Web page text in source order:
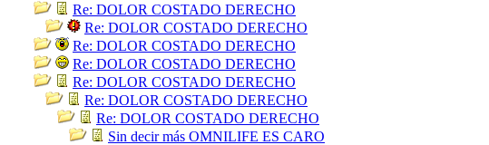
Re: DOLOR COSTADO DERECHO
Re: DOLOR COSTADO DERECHO
Re: DOLOR COSTADO DERECHO
Re: DOLOR COSTADO DERECHO
Re: DOLOR COSTADO DERECHO
Re: DOLOR COSTADO DERECHO
Re: DOLOR COSTADO DERECHO
Sin decir más OMNILIFE ES CARO